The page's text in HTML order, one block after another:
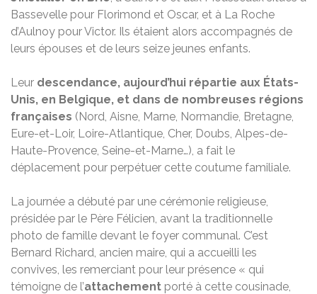
Bassevelle pour Florimond et Oscar, et à La Roche
d’Aulnoy pour Victor. Ils étaient alors accompagnés de
leurs épouses et de leurs seize jeunes enfants.
Leur descendance, aujourd’hui répartie aux États-
Unis, en Belgique, et dans de nombreuses régions
françaises (Nord, Aisne, Marne, Normandie, Bretagne,
Eure-et-Loir, Loire-Atlantique, Cher, Doubs, Alpes-de-
Haute-Provence, Seine-et-Marne…), a fait le
déplacement pour perpétuer cette coutume familiale.
La journée a débuté par une cérémonie religieuse,
présidée par le Père Félicien, avant la traditionnelle
photo de famille devant le foyer communal. C’est
Bernard Richard, ancien maire, qui a accueilli les
convives, les remerciant pour leur présence « qui
témoigne de l’attachement porté à cette cousinade,